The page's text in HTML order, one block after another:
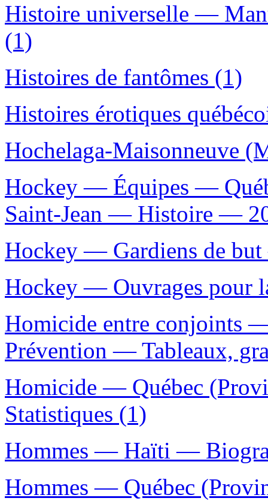
Histoire universelle —
(1)
Histoires de fantômes (1)
Histoires érotiques
Hochelaga-Maisonneuve
Hockey — Équipes —
Saint-Jean — Histoire —
Hockey — Gardiens de
Hockey — Ouvrages pour
Homicide entre conjoints
Prévention — Tableaux,
Homicide — Québec
Statistiques (1)
Hommes — Haïti —
Hommes — Québec